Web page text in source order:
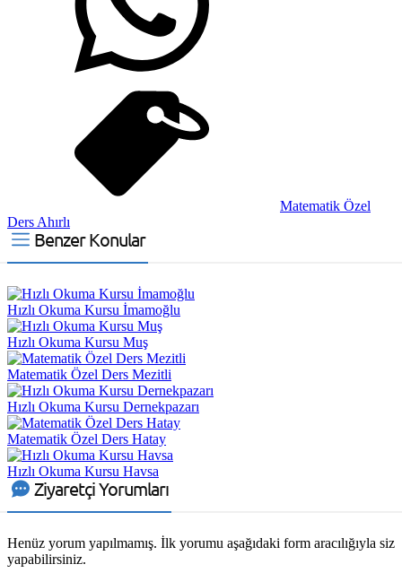
Matematik Özel
Ders Ahırlı
Benzer Konular
Hızlı Okuma Kursu İmamoğlu
Hızlı Okuma Kursu Muş
Matematik Özel Ders Mezitli
Hızlı Okuma Kursu Dernekpazarı
Matematik Özel Ders Hatay
Hızlı Okuma Kursu Havsa
Ziyaretçi Yorumları
Henüz yorum yapılmamış. İlk yorumu aşağıdaki form aracılığıyla siz
yapabilirsiniz.